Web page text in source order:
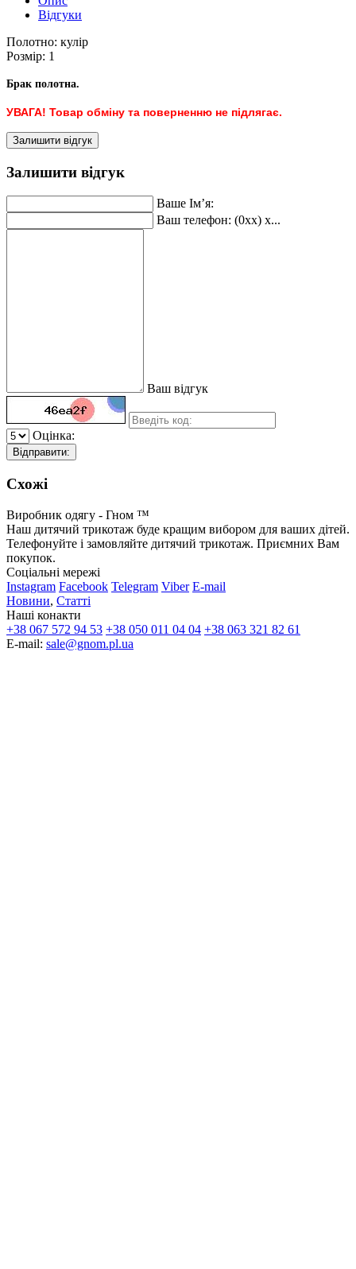
Відгуки
Полотно: кулір
Розмір: 1
Брак полотна.
УВАГА! Товар обміну та поверненню не підлягає.
Залишити відгук
Залишити відгук
Ваше Ім’я:
Ваш телефон: (0xx) x...
Ваш відгук
Оцінка:
Відправити:
Схожі
Виробник одягу - Гном ™
Наш дитячий трикотаж буде кращим вибором для ваших дітей.
Телефонуйте і замовляйте дитячий трикотаж. Приємних Вам
покупок.
Соціальні мережі
Instagram Facebook Telegram Viber E-mail
Новини, Статті
Наші конакти
+38 067 572 94 53 +38 050 011 04 04 +38 063 321 82 61
E-mail: sale@gnom.pl.ua